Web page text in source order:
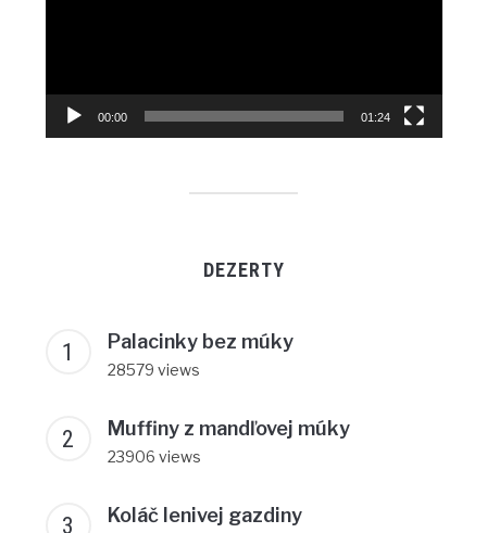
00:00 01:24
DEZERTY
Palacinky bez múky
28579 views
Muffiny z mandľovej múky
23906 views
Koláč lenivej gazdiny